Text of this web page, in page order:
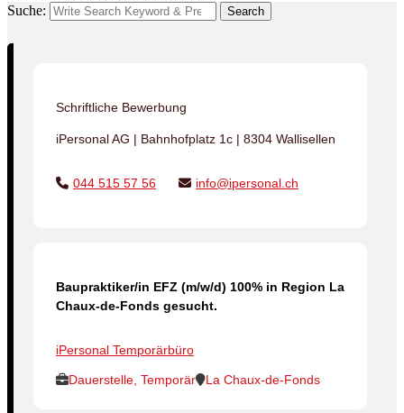
Suche:
Search
Schriftliche Bewerbung
iPersonal AG | Bahnhofplatz 1c | 8304 Wallisellen
044 515 57 56 info@ipersonal.ch
Baupraktiker/in EFZ (m/w/d) 100% in Region La
Chaux-de-Fonds gesucht.
iPersonal Temporärbüro
Dauerstelle, Temporär La Chaux-de-Fonds